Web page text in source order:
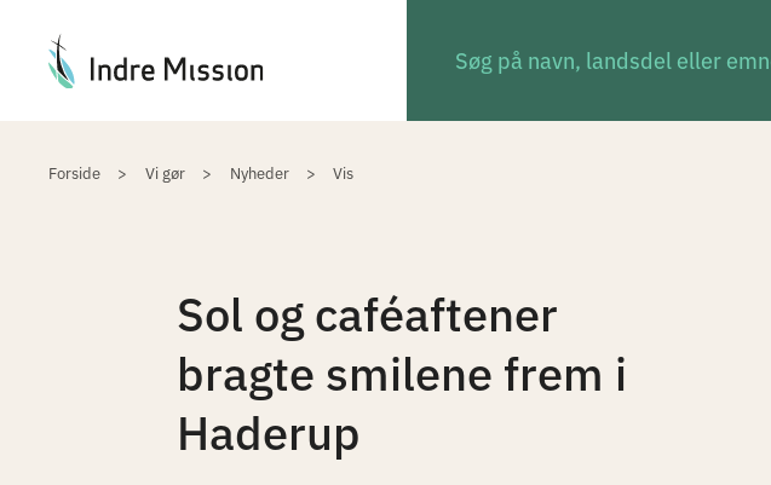
Forside Vi gør Nyheder Vis
Sol og caféaftener
bragte smilene frem i
Haderup